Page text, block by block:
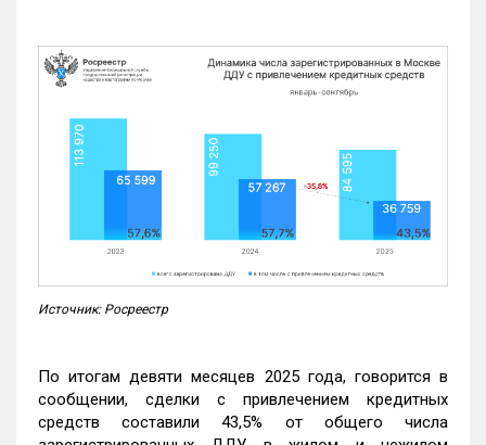
Источник: Росреестр
По итогам девяти месяцев 2025 года, говорится в
сообщении, сделки с привлечением кредитных
средств составили 43,5% от общего числа